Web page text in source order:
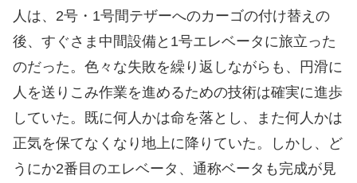
人は、2号・1号間テザーへのカーゴの付け替えの
後、すぐさま中間設備と1号エレベータに旅立った
のだった。色々な失敗を繰り返しながらも、円滑に
人を送りこみ作業を進めるための技術は確実に進歩
していた。既に何人かは命を落とし、また何人かは
正気を保てなくなり地上に降りていた。しかし、ど
うにか2番目のエレベータ、通称ベータも完成が見